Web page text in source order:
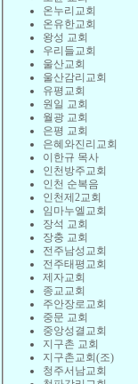
온누리교회
온유한교회
왕성 교회
우리들교회
울산교회
울산감리교회
유평교회
원일 교회
월광 교회
은평 교회
은혜와진리교회
이한규 목사
인천방주교회
인천 순복음
인천제2교회
임마누엘교회
장석 교회
장충 교회
전주남성교회
전주태평교회
제자교회
종교교회
주안장로교회
중문 교회
중앙성결교회
지구촌 교회
지구촌교회(조)
청주서남교회